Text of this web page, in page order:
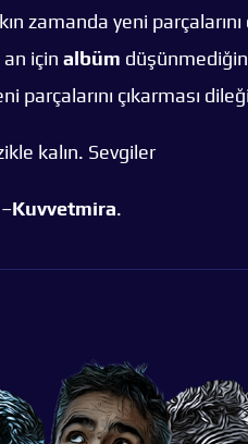
zamanda yeni parçalarını
için albüm
parçalarını çıkarması
kalın. Sevgiler
–Kuvvetmira.